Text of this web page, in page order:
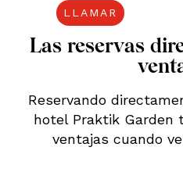
LLAMAR
Las reservas
Reservando
hotel Praktik Garden
ventajas cuando